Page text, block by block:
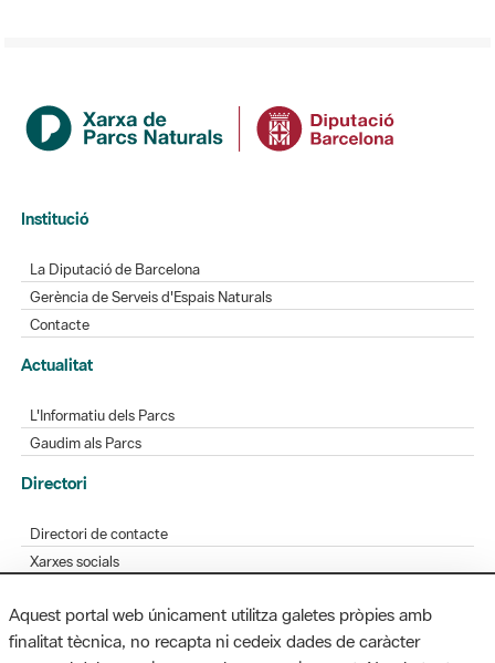
Institució
La Diputació de Barcelona
Gerència de Serveis d'Espais Naturals
Contacte
Actualitat
L'Informatiu dels Parcs
Gaudim als Parcs
Directori
Directori de contacte
Xarxes socials
Bústia de suggeriments
Opineu sobre els parcs
Aquest portal web únicament utilitza galetes pròpies amb
finalitat tècnica, no recapta ni cedeix dades de caràcter